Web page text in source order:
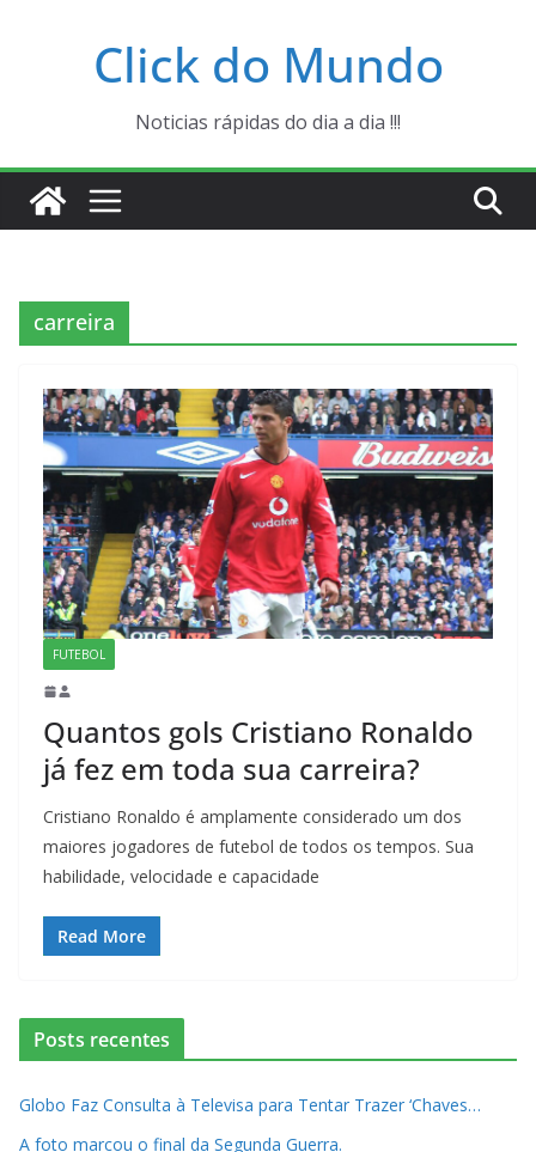
Click do Mundo
Noticias rápidas do dia a dia !!!
carreira
FUTEBOL
Quantos gols Cristiano Ronaldo
já fez em toda sua carreira?
Cristiano Ronaldo é amplamente considerado um dos
maiores jogadores de futebol de todos os tempos. Sua
habilidade, velocidade e capacidade
Read More
Posts recentes
Globo Faz Consulta à Televisa para Tentar Trazer ‘Chaves…
A foto marcou o final da Segunda Guerra.